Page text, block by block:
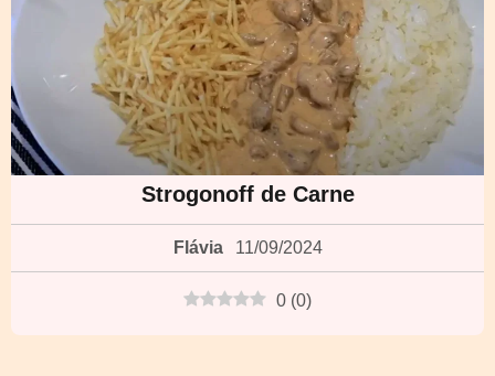
Strogonoff de Carne
Flávia 11/09/2024
0 (0)